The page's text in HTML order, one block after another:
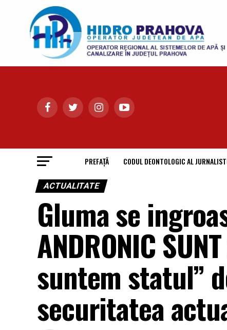
PREFAȚĂ CODUL DEONTOLOGIC AL
ACTUALITATE
Gluma se
ANDRONIC
suntem statul”
securitatea